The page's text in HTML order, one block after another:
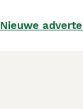
Nieuwe